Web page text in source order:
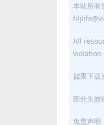
本站所有
All
violation
如果下载
部分失效
免责声明